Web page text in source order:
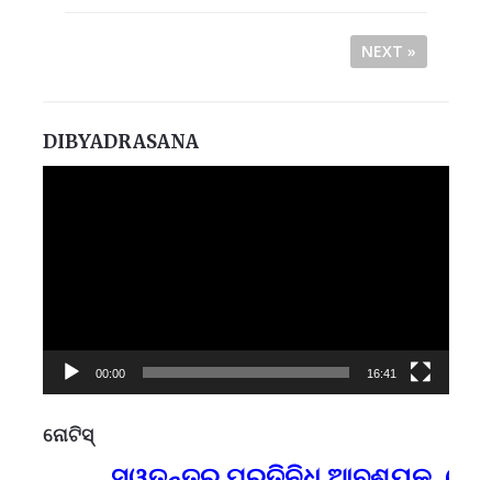
NEXT »
DIBYADRASANA
00:00 16:41
ନୋଟିସ୍